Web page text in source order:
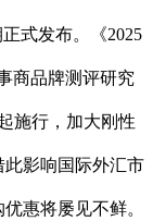
式发布。《2025
商品牌测评研究
施行，加大刚性
影响国际外汇市
惠将屡见不鲜。